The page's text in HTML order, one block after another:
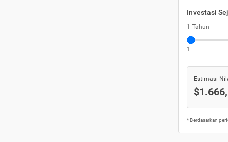
Investasi
1 Tahun
1
Estimasi
* Berdasarkan